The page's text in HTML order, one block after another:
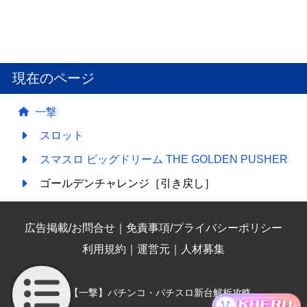
現在のページ
一撃
スロット
スマスロ ビッグドリーム THE GOLDEN PUSHER
ゴールデンチャレンジ［引き戻し］
広告掲載/お問合せ ｜ 免責事項/プライバシーポリシー
利用規約 ｜ 運営元 ｜ 人材募集
(C)【一撃】パチンコ・パチスロ新台解析攻略